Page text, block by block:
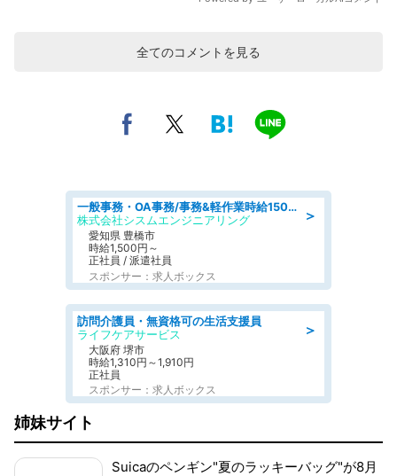
全てのコメントを見る
＞
一般事務・OA事務/事務&軽作業時給1500円土日祝休み各種社保完備
株式会社シスムエンジニアリング
愛知県 豊橋市
時給1,500円～
正社員 / 派遣社員
スポンサー：求人ボックス
＞
訪問介護員・無資格可の生活支援員
ライフケアサービス
大阪府 堺市
時給1,310円～1,910円
正社員
スポンサー：求人ボックス
姉妹サイト
Suicaのペンギン"夏のラッキーバッグ"が8月